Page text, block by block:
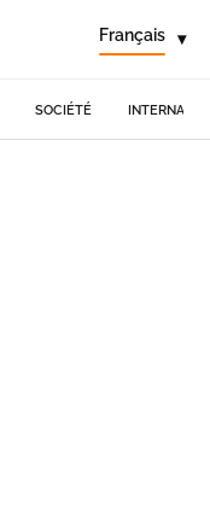
Français ▾
SOCIÉTÉ